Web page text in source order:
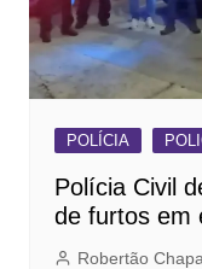
POLÍCIA
Polícia Civil
de furtos em
Robertão